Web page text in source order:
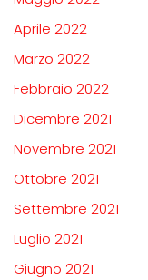
Aprile 2022
Marzo 2022
Febbraio 2022
Dicembre 2021
Novembre 2021
Ottobre 2021
Settembre 2021
Luglio 2021
Giugno 2021